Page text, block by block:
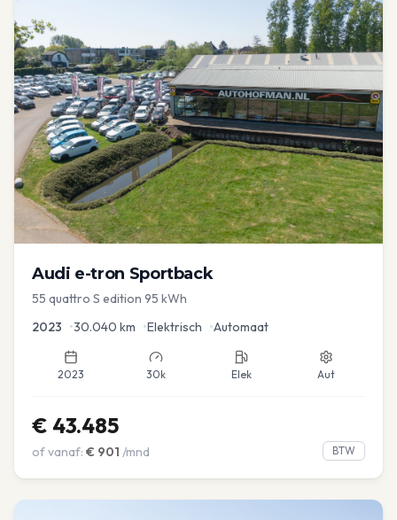
Audi e-tron Sportback
55 quattro S edition 95 kWh
2023 •30.040 km •Elektrisch •Automaat
2023 30k Elek Aut
€ 43.485
of vanaf: € 901 /mnd BTW